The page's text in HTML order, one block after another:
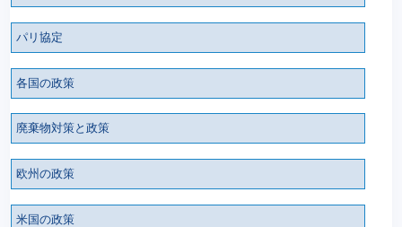
パリ協定
各国の政策
廃棄物対策と政策
欧州の政策
米国の政策